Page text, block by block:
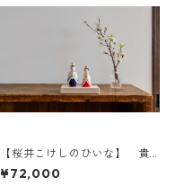
【桜井こけしのひいな】 貴
心松華〈立雛（裾広）〉こけ
し模様
¥72,000